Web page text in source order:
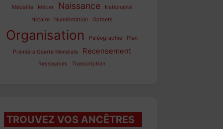
Médaille Métier Naissance
Nationalité
Notaire
Numérotation Optants
Organisation Paléographie Plan
Première Guerre Mondiale Recensement
Ressources Transcription
TROUVEZ VOS ANCÊTRES